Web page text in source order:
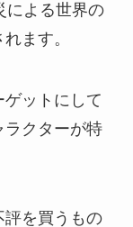
による世界の
ます。
ットにして
ラクターが特
評を買うもの